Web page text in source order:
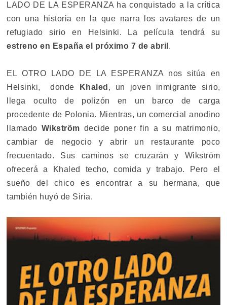
LADO DE LA ESPERANZA ha conquistado a la crítica
con una historia en la que narra los avatares de un
refugiado sirio en Helsinki. La película tendrá su
estreno en España el próximo 7 de abril .
EL OTRO LADO DE LA ESPERANZA nos sitúa en
Helsinki, donde Khaled , un joven inmigrante sirio,
llega oculto de polizón en un barco de carga
procedente de Polonia. Mientras, un comercial anodino
llamado Wikström decide poner fin a su matrimonio,
cambiar de negocio y abrir un restaurante poco
frecuentado. Sus caminos se cruzarán y Wikström
ofrecerá a Khaled techo, comida y trabajo. Pero el
sueño del chico es encontrar a su hermana, que
también huyó de Siria.